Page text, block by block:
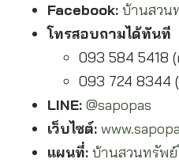
Facebook: บ้านสวน
โทรสอบถามได้ทันที
093 584 5418
093 724 8344
LINE: @sapopas
เว็บไซต์:
แผนที่: บ้านสวนทรัพย์